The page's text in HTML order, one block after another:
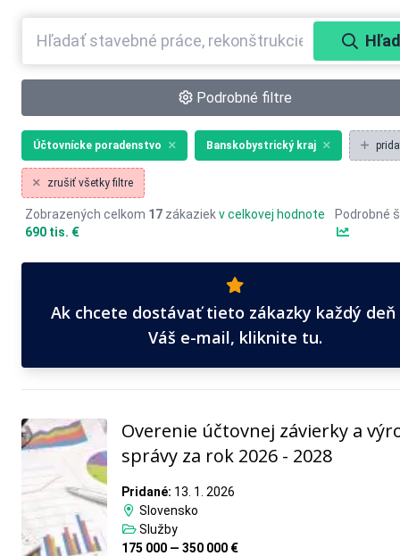
Podrobné filtre
Účtovnícke poradenstvo Banskobystrický kraj
zrušiť všetky filtre
Zobrazených celkom 17 zákaziekv celkovej hodnote
690 tis. €
Podrobné
Ak chcete dostávať tieto zákazky každý deň
Váš e-mail, kliknite tu.
Overenie účtovnej závierky a
správy za rok 2026 - 2028
Pridané: 13. 1. 2026
Slovensko
Služby
175 000 — 350 000 €